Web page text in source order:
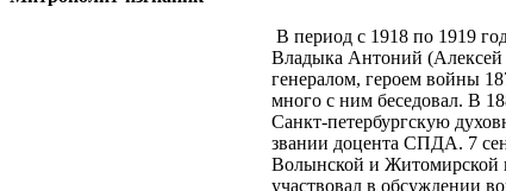
В период с 1918 по 1919
Владыка Антоний (Алексей
генералом, героем войны
много с ним беседовал. В
Санкт-петербургскую
звании доцента СПДА. 7
Волынской и Житомирской
участвовал в обсуждении